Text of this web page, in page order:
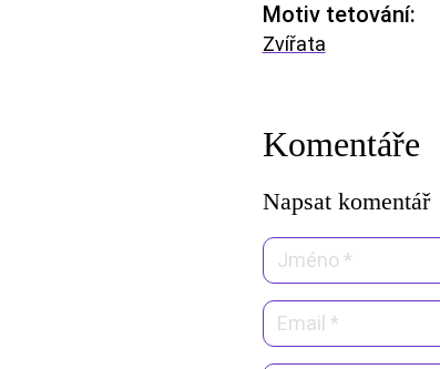
Motiv tetování:
Zvířata
Komentáře
Napsat komentář